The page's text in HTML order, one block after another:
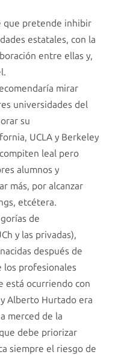
que pretende inhibir
estatales, con la
entre ellas y,
mirar
universidades del
su
UCLA y Berkeley
leal pero
alumnos y
más, por alcanzar
etcétera.
de
y las privadas),
después de
los profesionales
está ocurriendo con
Alberto Hurtado era
merced de la
debe priorizar
siempre el riesgo de